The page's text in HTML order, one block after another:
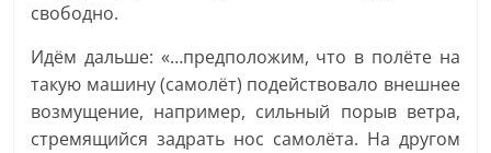
свободно.
Идём дальше: «…предположим, что в полёте на
такую машину (самолёт) подействовало внешнее
возмущение, например, сильный порыв ветра,
стремящийся задрать нос самолёта. На другом